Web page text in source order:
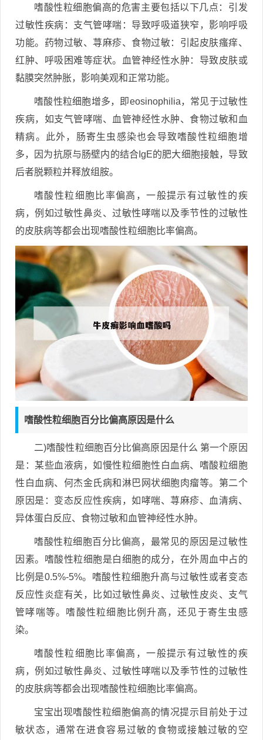
嗜酸性粒细胞偏高的危害主要包括以下几点：引发
过敏性疾病：支气管哮喘：导致呼吸道狭窄，影响呼吸
功能。药物过敏、荨麻疹、食物过敏：引起皮肤瘙痒、
红肿、呼吸困难等症状。血管神经性水肿：导致皮肤或
黏膜突然肿胀，影响美观和正常功能。
嗜酸性粒细胞增多，即eosinophilia，常见于过敏性
疾病，如支气管哮喘、血管神经性水肿、食物过敏和血
精病。此外，肠寄生虫感染也会导致嗜酸性粒细胞增
多，因为抗原与肠壁内的结合IgE的肥大细胞接触，导致
后者脱颗粒并释放组胺。
嗜酸性粒细胞比率偏高，一般提示有过敏性的疾
病，例如过敏性鼻炎、过敏性哮喘以及季节性的过敏性
的皮肤病等都会出现嗜酸性粒细胞比率偏高。
嗜酸性粒细胞百分比偏高原因是什么
二)嗜酸性粒细胞百分比偏高原因是什么 第一个原因
是：某些血液病，如慢性粒细胞性白血病、嗜酸粒细胞
性白血病、何杰金氏病和淋巴网状细胞肉瘤等。第二个
原因是：变态反应性疾病，如哮喘、荨麻疹、血清病、
异体蛋白反应、食物过敏和血管神经性水肿。
嗜酸性粒细胞百分比偏高，最常见的原因是过敏性
因素。嗜酸性粒细胞是白细胞的成分，在外周血中占的
比例是0.5%-5%。嗜酸性粒细胞升高与过敏性或者变态
反应性炎症有关，比如过敏性鼻炎、过敏性皮炎、支气
管哮喘等。嗜酸性粒细胞比例升高，还见于寄生虫感
染。
嗜酸性粒细胞比率偏高，一般提示有过敏性的疾
病，例如过敏性鼻炎、过敏性哮喘以及季节性的过敏性
的皮肤病等都会出现嗜酸性粒细胞比率偏高。
宝宝出现嗜酸性粒细胞偏高的情况提示目前处于过
敏状态，通常在进食容易过敏的食物或接触过敏的空